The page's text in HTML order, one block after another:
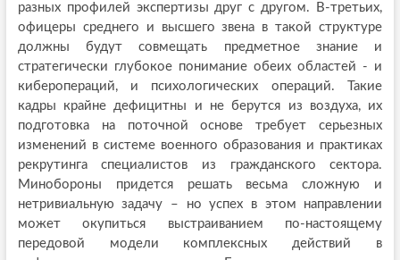
разных профилей экспертизы друг с другом. В-третьих,
офицеры среднего и высшего звена в такой структуре
должны будут совмещать предметное знание и
стратегически глубокое понимание обеих областей - и
киберопераций, и психологических операций. Такие
кадры крайне дефицитны и не берутся из воздуха, их
подготовка на поточной основе требует серьезных
изменений в системе военного образования и практиках
рекрутинга специалистов из гражданского сектора.
Минобороны придется решать весьма сложную и
нетривиальную задачу – но успех в этом направлении
может окупиться выстраиванием по-настоящему
передовой модели комплексных действий в